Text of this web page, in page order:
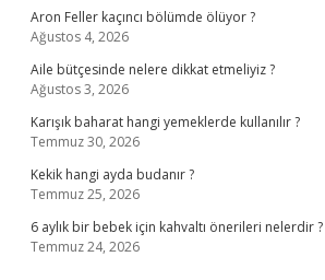
Aron Feller kaçıncı bölümde ölüyor ?
Ağustos 4, 2026
Aile bütçesinde nelere dikkat etmeliyiz ?
Ağustos 3, 2026
Karışık baharat hangi yemeklerde kullanılır ?
Temmuz 30, 2026
Kekik hangi ayda budanır ?
Temmuz 25, 2026
6 aylık bir bebek için kahvaltı önerileri nelerdir ?
Temmuz 24, 2026